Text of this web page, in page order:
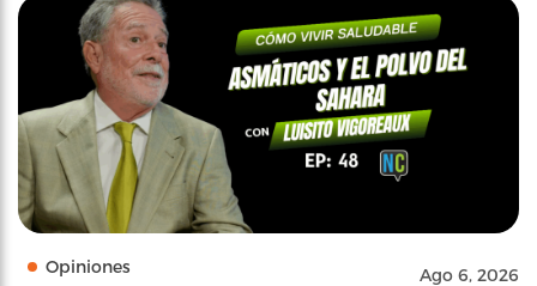
Opiniones Ago 6, 2026